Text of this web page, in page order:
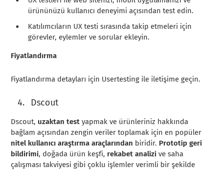
ürününüzü kullanıcı deneyimi açısından test edin.
Katılımcıların UX testi sırasında takip etmeleri için
görevler, eylemler ve sorular ekleyin.
Fiyatlandırma
Fiyatlandırma detayları için Usertesting ile iletişime geçin.
Dscout
Dscout, uzaktan test yapmak ve ürünleriniz hakkında
bağlam açısından zengin veriler toplamak için en popüler
nitel kullanıcı araştırma araçlarından biridir. Prototip geri
bildirimi, doğada ürün keşfi, rekabet analizi ve saha
çalışması takviyesi gibi çoklu işlemler verimli bir şekilde